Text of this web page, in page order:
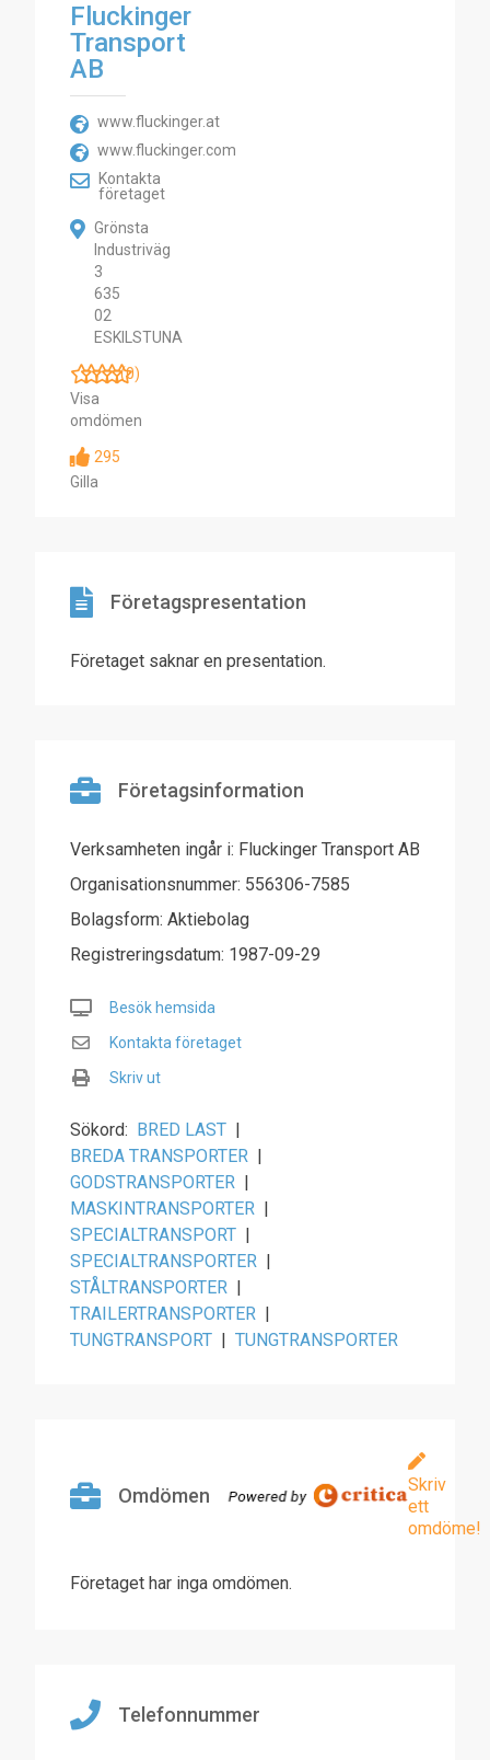
Fluckinger
Transport
AB
www.fluckinger.at
www.fluckinger.com
Kontakta
företaget
Grönsta
Industriväg
3
635
02
ESKILSTUNA
(0)
Visa
omdömen
295
Gilla
Företagspresentation
Företaget saknar en presentation.
Företagsinformation
Verksamheten ingår i: Fluckinger Transport AB
Organisationsnummer: 556306-7585
Bolagsform: Aktiebolag
Registreringsdatum: 1987-09-29
Besök hemsida
Kontakta företaget
Skriv ut
Sökord: BRED LAST |
BREDA TRANSPORTER |
GODSTRANSPORTER |
MASKINTRANSPORTER |
SPECIALTRANSPORT |
SPECIALTRANSPORTER |
STÅLTRANSPORTER |
TRAILERTRANSPORTER |
TUNGTRANSPORT | TUNGTRANSPORTER
Omdömen
Skriv
ett
omdöme!
Företaget har inga omdömen.
Telefonnummer